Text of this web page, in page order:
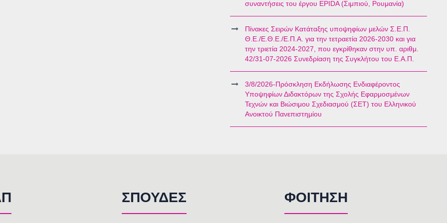
συναντήσεις του έργου EPIDA (Σιμπιού, Ρουμανία)
Πίνακες Σειρών Κατάταξης υποψηφίων μελών Σ.Ε.Π.
Θ.Ε./Ε.Θ.Ε./Ε.Π.Α. για την τετραετία 2026-2030 και για
την τριετία 2024-2027, που εγκρίθηκαν στην υπ. αριθμ.
42/31-07-2026 Συνεδρίαση της Συγκλήτου του Ε.Α.Π.
3/8/2026-Πρόσκληση Εκδήλωσης Ενδιαφέροντος
Υποψηφίων Διδακτόρων της Σχολής Εφαρμοσμένων
Τεχνών και Βιώσιμου Σχεδιασμού (ΣΕΤ) του Ελληνικού
Ανοικτού Πανεπιστημίου
ΣΠΟΥΔΕΣ ΦΟΙΤΗΣΗ